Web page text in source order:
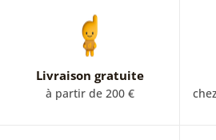
Livraison gratuite
à partir de 200 €